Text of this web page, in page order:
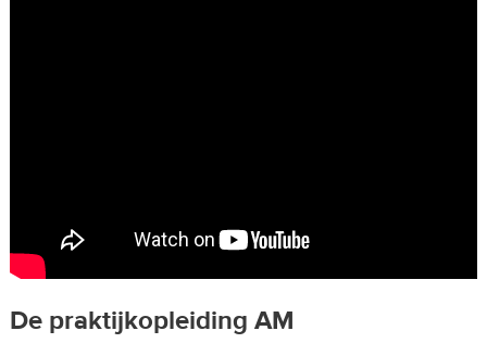
De praktijkopleiding AM